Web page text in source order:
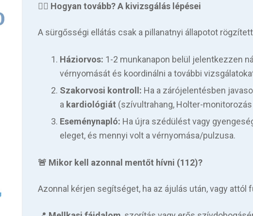
👨‍ ⚕️ Hogyan tovább? A kivizsgálás lépései
A sürgősségi ellátás csak a pillanatnyi állapotot
Háziorvos: 1-2 munkanapon belül jelentkezzen
vérnyomását és koordinálni a további
Szakorvosi kontroll: Ha a zárójelentésben
a kardiológiát (szívultrahang, Holter-
Eseménynapló: Ha újra szédülést vagy
eleget, és mennyi volt a vérnyomása/pulzusa.
🚨 Mikor kell azonnal mentőt hívni (112)?
Azonnal kérjen segítséget, ha az ájulás után, vagy attól